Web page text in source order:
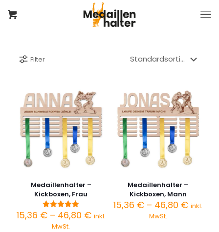
Filter
Medaillenhalter –
Kickboxen, Frau
Bewertet
5.00
15,36 € – 46,80 €Preisspanne:
inkl.
MwSt.
Medaillenhalter –
Kickboxen, Mann
15,36 € – 46,80 € inkl.
MwSt.